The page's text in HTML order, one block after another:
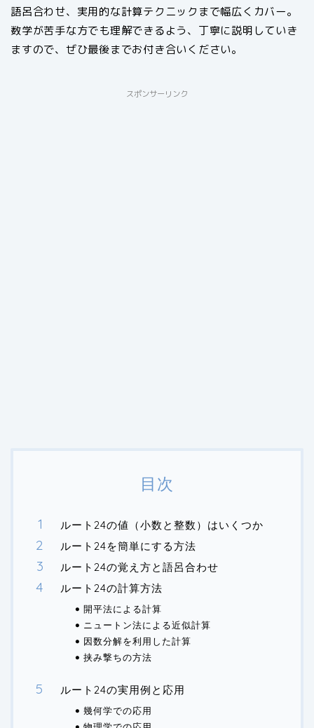
語呂合わせ、実用的な計算テクニックまで幅広くカバー。
数学が苦手な方でも理解できるよう、丁寧に説明していき
ますので、ぜひ最後までお付き合いください。
スポンサーリンク
目次
ルート24の値（小数と整数）はいくつか
ルート24を簡単にする方法
ルート24の覚え方と語呂合わせ
ルート24の計算方法
開平法による計算
ニュートン法による近似計算
因数分解を利用した計算
挟み撃ちの方法
ルート24の実用例と応用
幾何学での応用